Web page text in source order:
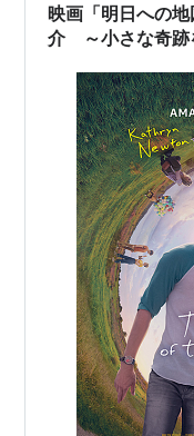
映画「明日への
介 ～小さな奇跡